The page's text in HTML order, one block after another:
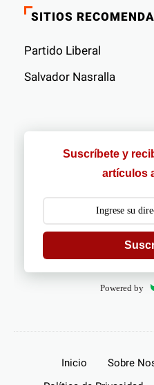
SITIOS
Partido Liberal
Salvador Nasralla
Suscríbete y
artículos
Powered by
Inicio Sobre